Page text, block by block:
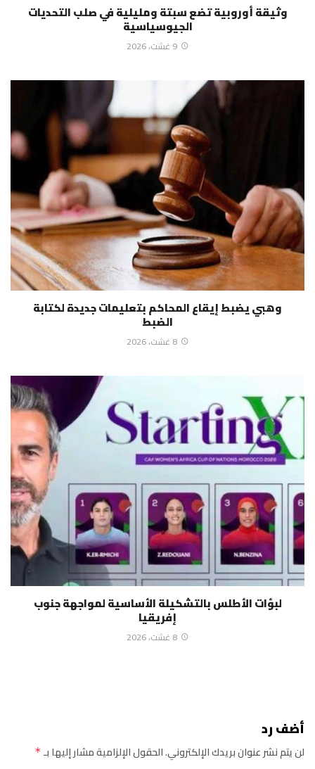
وثيقة أوروبية تضع سبتة ومليلية في صلب التحديات
الجيوسياسية
9 غشت، 2026
وهبي يضبط إيقاع المحاكم بتعليمات جديدة لكتابة
الضبط
8 غشت، 2026
لبؤات الأطلس بالتشكيلة الأساسية لمواجهة جنوب
إفريقيا
8 غشت، 2026
أضف رد
لن يتم نشر عنوان بريدك الإلكتروني.الحقول الإلزامية مشار إليها بـ*